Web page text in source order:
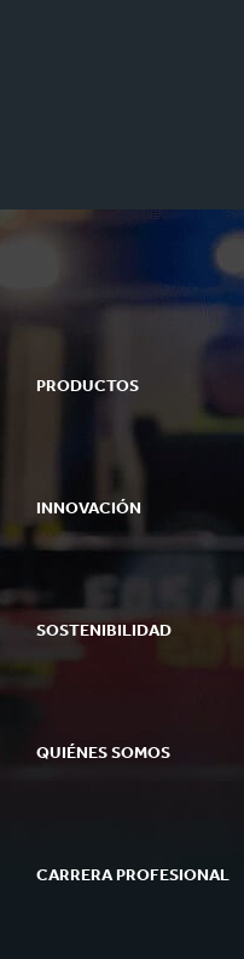
PRODUCTOS
INNOVACIÓN
SOSTENIBILIDAD
QUIÉNES SOMOS
CARRERA PROFESIONAL